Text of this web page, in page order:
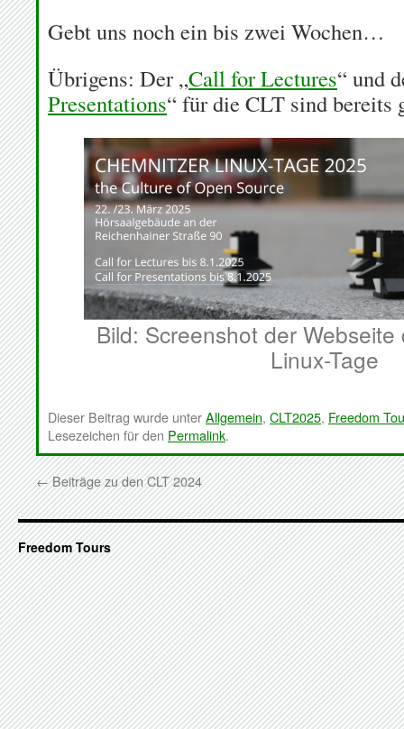
Gebt uns noch ein bis zwei Wochen…
Übrigens: Der „Call for Lectures“ und
Presentations“ für die CLT sind bereits
Bild: Screenshot der
Linux-Tage
Dieser Beitrag wurde unterAllgemein, CLT2025, Freedom
Lesezeichen für den Permalink.
←Beiträge zu den CLT 2024
Freedom Tours